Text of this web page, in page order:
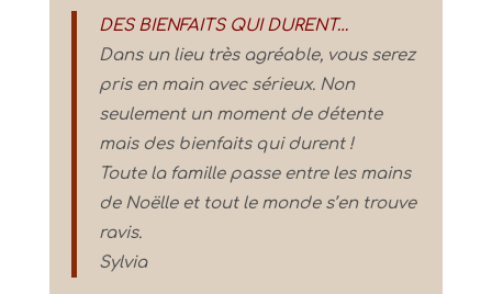
DES BIENFAITS QUI DURENT…
Dans un lieu très agréable, vous serez
pris en main avec sérieux. Non
seulement un moment de détente
mais des bienfaits qui durent !
Toute la famille passe entre les mains
de Noëlle et tout le monde s’en trouve
ravis.
Sylvia